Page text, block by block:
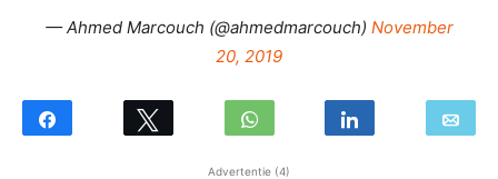
— Ahmed Marcouch (@ahmedmarcouch) November
20, 2019
Advertentie (4)